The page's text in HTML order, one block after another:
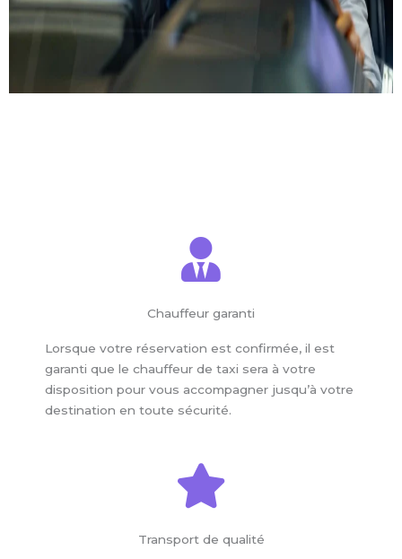
Chauffeur garanti
Lorsque votre réservation est confirmée, il est
garanti que le chauffeur de taxi sera à votre
disposition pour vous accompagner jusqu’à votre
destination en toute sécurité.
Transport de qualité